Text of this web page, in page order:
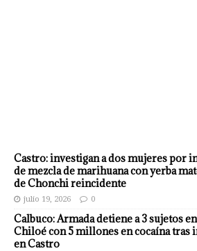
Castro: investigan a dos mujeres por
de mezcla de marihuana con yerba
de Chonchi reincidente
julio 19, 2026 0
Calbuco: Armada detiene a 3 sujetos
Chiloé con 5 millones en cocaína tras
en Castro